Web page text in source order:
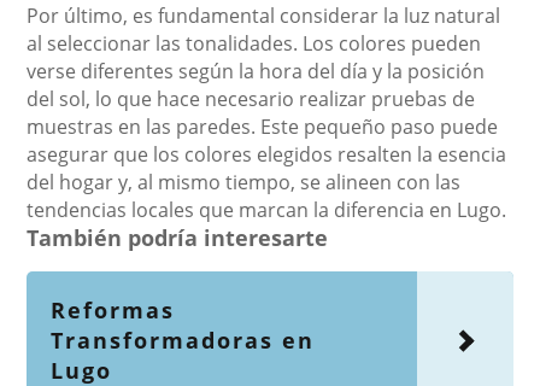
Por último, es fundamental considerar la luz natural
al seleccionar las tonalidades. Los colores pueden
verse diferentes según la hora del día y la posición
del sol, lo que hace necesario realizar pruebas de
muestras en las paredes. Este pequeño paso puede
asegurar que los colores elegidos resalten la esencia
del hogar y, al mismo tiempo, se alineen con las
tendencias locales que marcan la diferencia en Lugo.
También podría interesarte
Reformas
Transformadoras en
Lugo